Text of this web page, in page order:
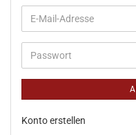
Konto erstellen